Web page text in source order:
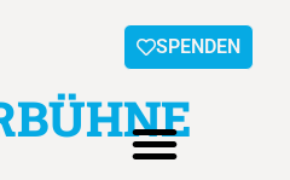
SPENDEN